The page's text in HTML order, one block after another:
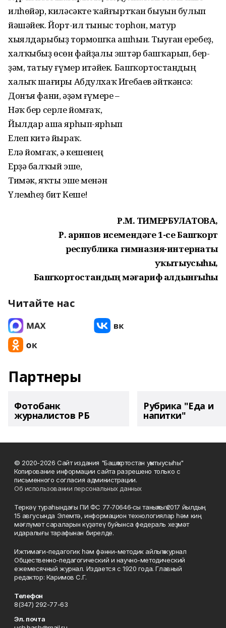
илһөйәр, киләсәкте ҡай­ғыртҡан быуын булып
йәшәйек. Йорт-ил тыныс торһон, матур
хыялдарыбыҙ тормошҡа ашһын. Тыуған еребеҙ,
халҡыбыҙ өсөн файҙалы эштәр башҡарып, бер­
ҙәм, татыу ғүмер итәйек. Башҡортостандың
халыҡ шағиры Абдулхаҡ Игебаев әйткәнсә:
Донъя фани, әҙәм ғүмере –
Нәҡ бер серле йомғаҡ,
Йылдар аша ярһып-ярһып
Елеп китә йыраҡ.
Елә йомғаҡ, ә кешенең
Ерҙә балҡый эше,
Тимәк, яҡты эше менән
Үлемһеҙ бит Кеше!
Р.М. ТИМЕРБУЛАТОВА,
Р. Ғарипов исемендәге 1-се Башҡорт
республика гимназия-интернаты
уҡытыусыһы,
Башҡортостандың мәғариф алдынғыһы
Читайте нас
Партнеры
Фотобанк
журналистов РБ
Рубрика "Еда и
напитки"
© 2020-2026 Сайт издания "Башҡортостан уҡытыусыһы"
Копирование информации сайта разрешено только с
письменного согласия администрации.
Об использовании персональных данных
Теркәү тураһындағы ПИ ФС 77‑70646‑сы таныҡлыҡ 2017 йылдың
15 авгусында Элемтә, информацион технологиялар һәм киң
мәғлүмәт сараларын күҙәтеү буйынса федераль хеҙмәт
идаралығы тарафынан бирелде.
Ижтимағи-педагогик һәм фәнни-методик айлыҡ журнал
Общественно-педагогический и научно-методический
ежемесячный журнал. Издается с 1920 года. Главный
редактор: Каримов С.Г.
Телефон
8(347) 292-77-63
Эл. почта